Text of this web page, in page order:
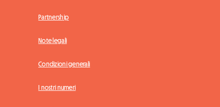
Partnership
Note legali
Condizioni generali
I nostri numeri